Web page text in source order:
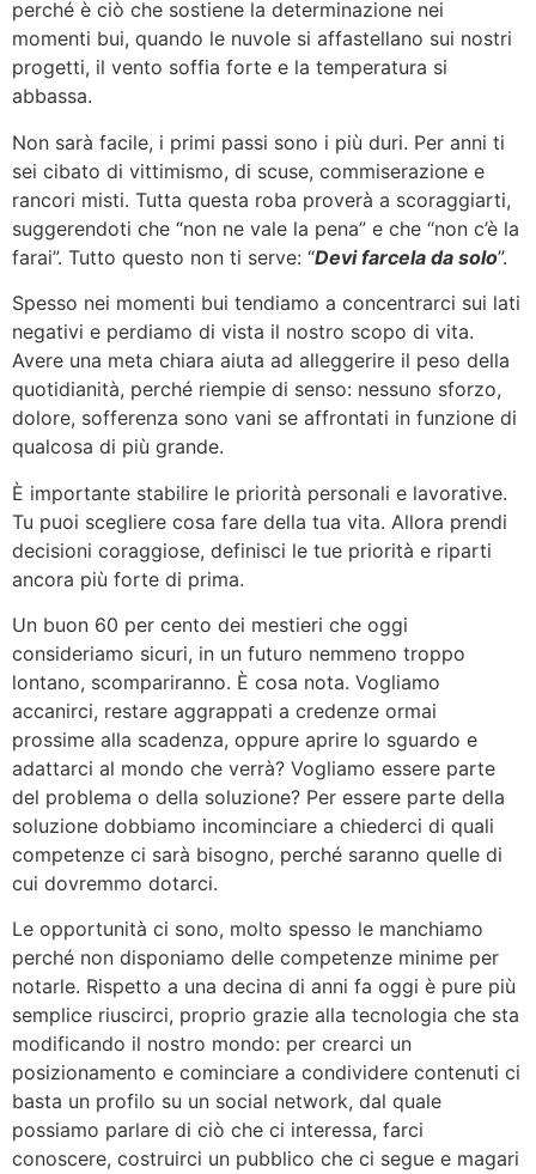
perché è ciò che sostiene la determinazione nei
momenti bui, quando le nuvole si affastellano sui nostri
progetti, il vento soffia forte e la temperatura si
abbassa.
Non sarà facile, i primi passi sono i più duri. Per anni ti
sei cibato di vittimismo, di scuse, commiserazione e
rancori misti. Tutta questa roba proverà a scoraggiarti,
suggerendoti che “non ne vale la pena” e che “non c’è la
farai”. Tutto questo non ti serve: “Devi farcela da solo”.
Spesso nei momenti bui tendiamo a concentrarci sui lati
negativi e perdiamo di vista il nostro scopo di vita.
Avere una meta chiara aiuta ad alleggerire il peso della
quotidianità, perché riempie di senso: nessuno sforzo,
dolore, sofferenza sono vani se affrontati in funzione di
qualcosa di più grande.
È importante stabilire le priorità personali e lavorative.
Tu puoi scegliere cosa fare della tua vita. Allora prendi
decisioni coraggiose, definisci le tue priorità e riparti
ancora più forte di prima.
Un buon 60 per cento dei mestieri che oggi
consideriamo sicuri, in un futuro nemmeno troppo
lontano, scompariranno. È cosa nota. Vogliamo
accanirci, restare aggrappati a credenze ormai
prossime alla scadenza, oppure aprire lo sguardo e
adattarci al mondo che verrà? Vogliamo essere parte
del problema o della soluzione? Per essere parte della
soluzione dobbiamo incominciare a chiederci di quali
competenze ci sarà bisogno, perché saranno quelle di
cui dovremmo dotarci.
Le opportunità ci sono, molto spesso le manchiamo
perché non disponiamo delle competenze minime per
notarle. Rispetto a una decina di anni fa oggi è pure più
semplice riuscirci, proprio grazie alla tecnologia che sta
modificando il nostro mondo: per crearci un
posizionamento e cominciare a condividere contenuti ci
basta un profilo su un social network, dal quale
possiamo parlare di ciò che ci interessa, farci
conoscere, costruirci un pubblico che ci segue e magari